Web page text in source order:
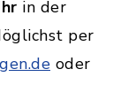
in der
per
oder